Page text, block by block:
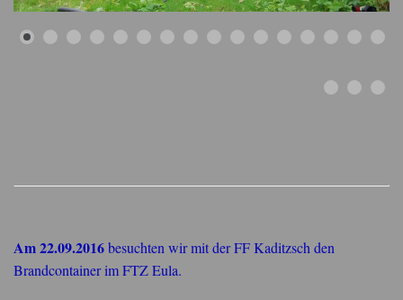
Am 22.09.2016besuchten wir mit der FF Kaditzsch den
Brandcontainer im FTZ Eula.